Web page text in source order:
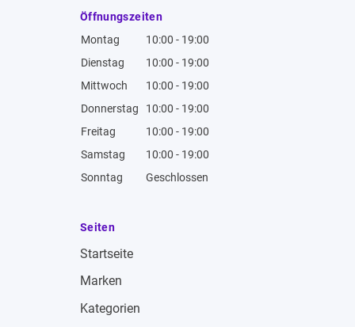
Öffnungszeiten
Montag
10:00 - 19:00
Dienstag
10:00 - 19:00
Mittwoch
10:00 - 19:00
Donnerstag
10:00 - 19:00
Freitag
10:00 - 19:00
Samstag
10:00 - 19:00
Sonntag
Geschlossen
Seiten
Startseite
Marken
Kategorien